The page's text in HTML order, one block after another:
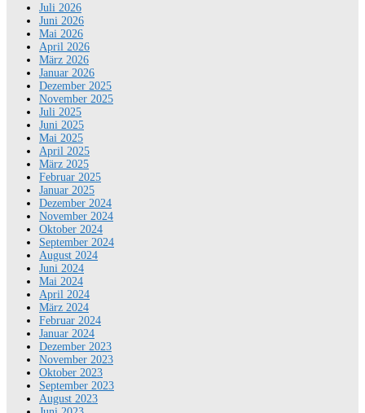
Juli 2026
Juni 2026
Mai 2026
April 2026
März 2026
Januar 2026
Dezember 2025
November 2025
Juli 2025
Juni 2025
Mai 2025
April 2025
März 2025
Februar 2025
Januar 2025
Dezember 2024
November 2024
Oktober 2024
September 2024
August 2024
Juni 2024
Mai 2024
April 2024
März 2024
Februar 2024
Januar 2024
Dezember 2023
November 2023
Oktober 2023
September 2023
August 2023